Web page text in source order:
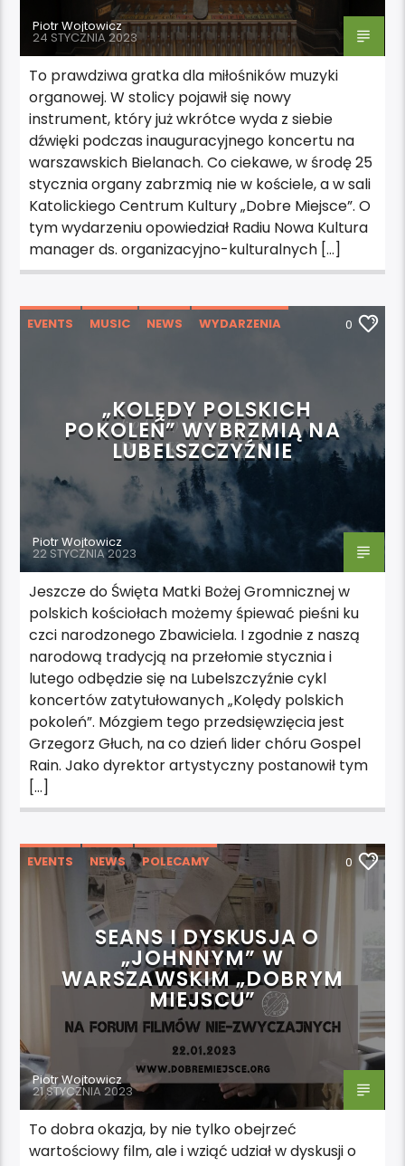
Piotr Wojtowicz
24 STYCZNIA 2023
To prawdziwa gratka dla miłośników muzyki
organowej. W stolicy pojawił się nowy
instrument, który już wkrótce wyda z siebie
dźwięki podczas inauguracyjnego koncertu na
warszawskich Bielanach. Co ciekawe, w środę 25
stycznia organy zabrzmią nie w kościele, a w sali
Katolickiego Centrum Kultury „Dobre Miejsce”. O
tym wydarzeniu opowiedział Radiu Nowa Kultura
manager ds. organizacyjno-kulturalnych […]
EVENTS MUSIC NEWS WYDARZENIA 0
„KOLĘDY POLSKICH
POKOLEŃ” WYBRZMIĄ NA
LUBELSZCZYŹNIE
Piotr Wojtowicz
22 STYCZNIA 2023
Jeszcze do Święta Matki Bożej Gromnicznej w
polskich kościołach możemy śpiewać pieśni ku
czci narodzonego Zbawiciela. I zgodnie z naszą
narodową tradycją na przełomie stycznia i
lutego odbędzie się na Lubelszczyźnie cykl
koncertów zatytułowanych „Kolędy polskich
pokoleń”. Mózgiem tego przedsięwzięcia jest
Grzegorz Głuch, na co dzień lider chóru Gospel
Rain. Jako dyrektor artystyczny postanowił tym
[…]
EVENTS NEWS
POLECAMY
WYDARZENIA
0
SEANS I DYSKUSJA O
„JOHNNYM” W
WARSZAWSKIM „DOBRYM
MIEJSCU”
Piotr Wojtowicz
21 STYCZNIA 2023
To dobra okazja, by nie tylko obejrzeć
wartościowy film, ale i wziąć udział w dyskusji o